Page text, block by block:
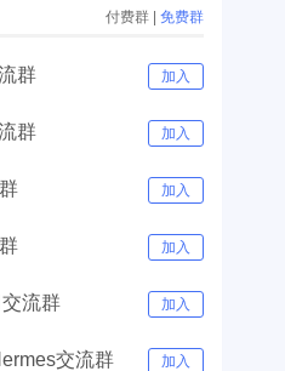
付费群 | 免费群
群 加入
群 加入
加入
加入
流群 加入
交流群 加入